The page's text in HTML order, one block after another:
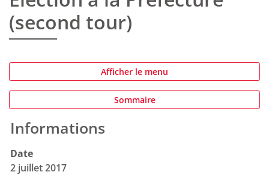
(second tour)
Afficher le menu
Sommaire
Informations
Date
2 juillet 2017